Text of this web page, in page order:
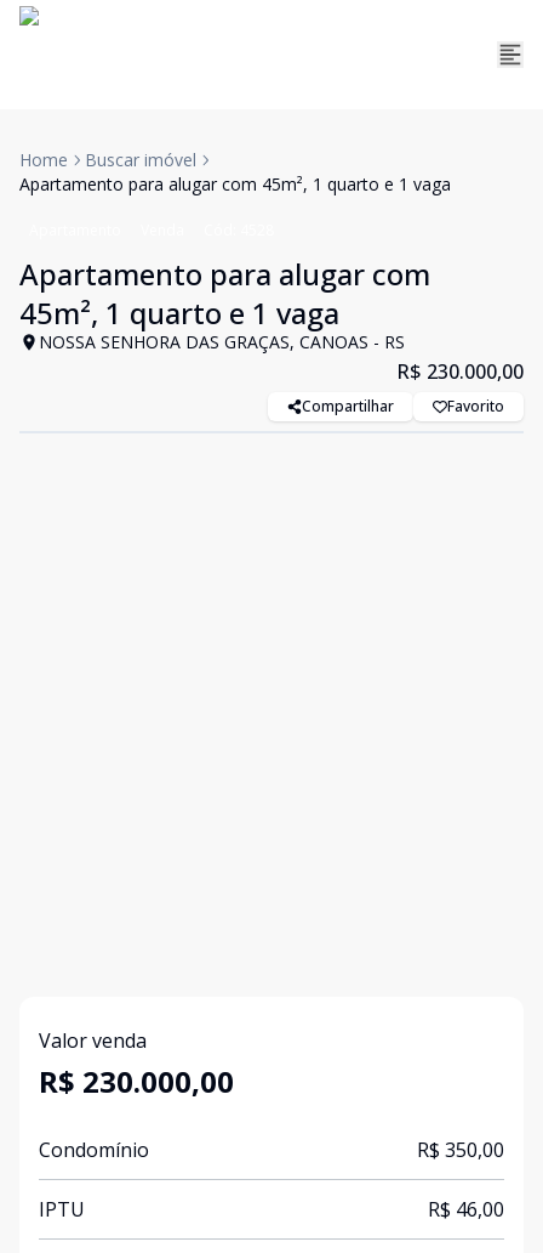
Home
Buscar imóvel
Apartamento para alugar com 45m², 1 quarto e 1 vaga
Apartamento para alugar com
45m², 1 quarto e 1 vaga
NOSSA SENHORA DAS GRAÇAS, CANOAS - RS
R$ 230.000,00
Compartilhar Favorito
Valor venda
R$ 230.000,00
Condomínio R$ 350,00
IPTU R$ 46,00